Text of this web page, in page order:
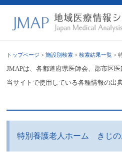
トップページ >施設別検索 >検索結果一覧 >
JMAPは、各都道府県医師会、郡市区
当サイトで使用している各種情報の出
特別養護老人ホーム きじの